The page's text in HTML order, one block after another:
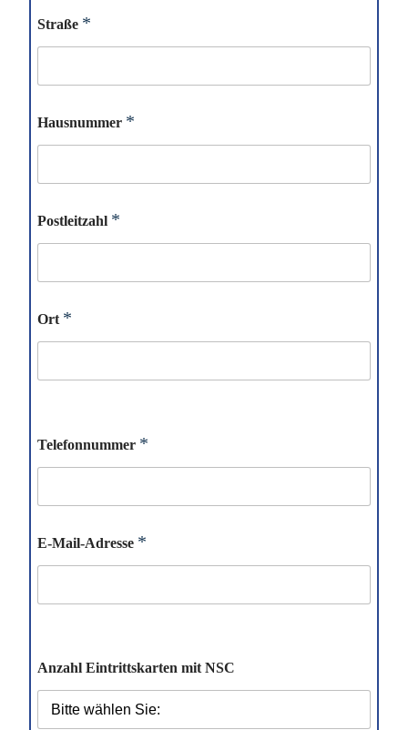
Straße *
Hausnummer *
Postleitzahl *
Ort *
n
e
i
L
y
u
Telefonnummer *
E-Mail-Adresse *
Anzahl Eintrittskarten mit NSC